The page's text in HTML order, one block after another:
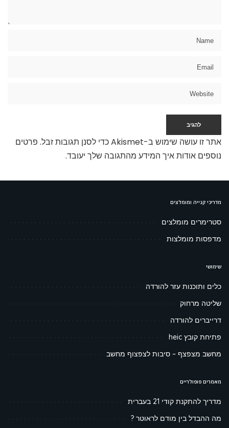
אתר זו עושה שימוש ב-Akismet כדי לסנן תגובות זבל.
פרטים
נוספים אודות איך המידע מהתגובה שלך יעובד.
מדריכי קנייה ומומלצים
סטרימרים מומלצים
מדפסות מומלצות
שימושי
כלים ותוכנות עזר להורדה
שליטה מרחוק
דרייברים להורדה
פתיחת קובץ heic
מחשב מצפצף – סיבות לצפצוף מחשב
מאמרים פופולריים
מדריך להתקנת קודי 21 בעברית
מה ההבדל בין מודם לראוטר ?